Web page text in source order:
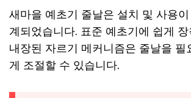
새마을 예초기 줄날은 설치 및 사용
계되었습니다. 표준 예초기에 쉽게
내장된 자르기 메커니즘은 줄날을 필
게 조절할 수 있습니다.